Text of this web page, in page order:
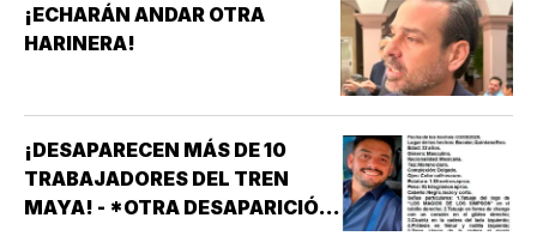
¡ECHARÁN ANDAR OTRA
HARINERA!
¡DESAPARECEN MÁS DE 10
TRABAJADORES DEL TREN
MAYA! - *OTRA DESAPARICIÓN